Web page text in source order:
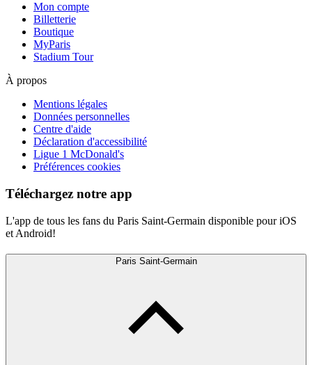
Mon compte
Billetterie
Boutique
MyParis
Stadium Tour
À propos
Mentions légales
Données personnelles
Centre d'aide
Déclaration d'accessibilité
Ligue 1 McDonald's
Préférences cookies
Téléchargez notre app
L'app de tous les fans du Paris Saint-Germain disponible pour iOS
et Android!
Paris Saint-Germain